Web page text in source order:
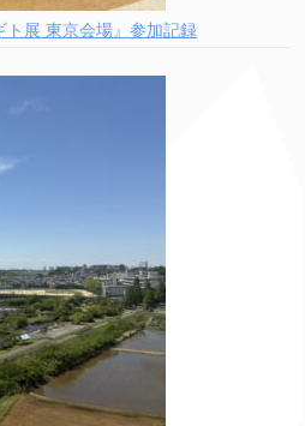
ト展 東京会場』参加記録